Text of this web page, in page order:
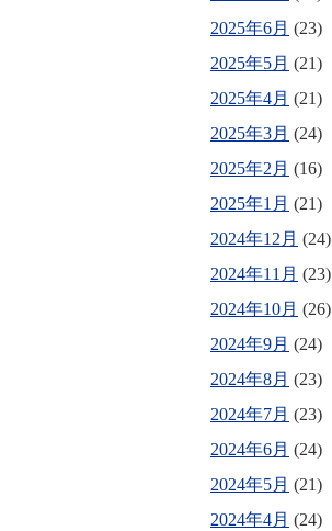
2025年6月 (23)
2025年5月 (21)
2025年4月 (21)
2025年3月 (24)
2025年2月 (16)
2025年1月 (21)
2024年12月 (24)
2024年11月 (23)
2024年10月 (26)
2024年9月 (24)
2024年8月 (23)
2024年7月 (23)
2024年6月 (24)
2024年5月 (21)
2024年4月 (24)